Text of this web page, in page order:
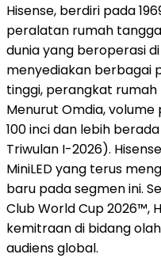
Hisense, berdiri pada
peralatan rumah
dunia yang beroperasi
menyediakan berbagai
tinggi, perangkat rumah
Menurut Omdia, volume
100 inci dan lebih
Triwulan I-2026).
MiniLED yang terus
baru pada segmen ini.
Club World Cup 2026™,
kemitraan di bidang
audiens global.